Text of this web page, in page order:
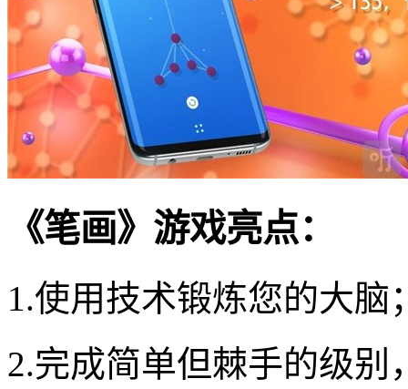
《笔画》游戏亮点：
1.使用技术锻炼您的大脑
2.完成简单但棘手的级别